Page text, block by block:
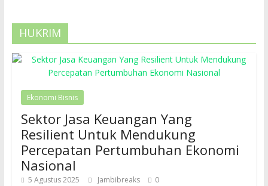
HUKRIM
Ekonomi Bisnis
Sektor Jasa Keuangan Yang
Resilient Untuk Mendukung
Percepatan Pertumbuhan Ekonomi
Nasional
5 Agustus 2025 Jambibreaks 0